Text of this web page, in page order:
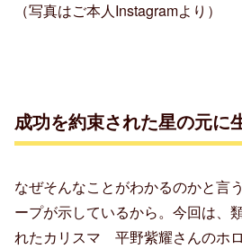
（写真はご本人Instagramより）
成功を約束された星の元に
なぜそんなことがわかるのかと言
ープが示しているから。今回は、
れたカリスマ 平野紫耀さんのホ